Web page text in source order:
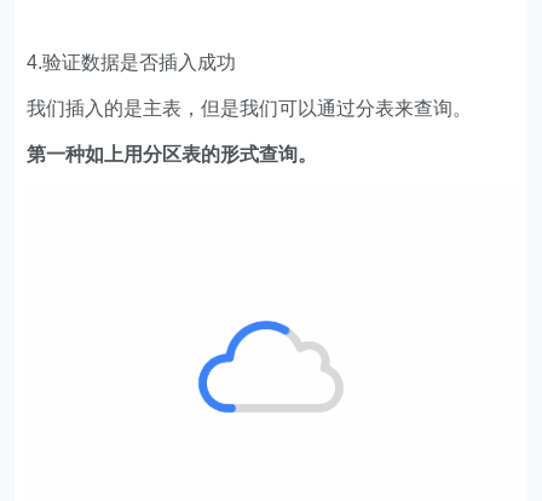
4.验证数据是否插入成功
我们插入的是主表，但是我们可以通过分表来查询。
第一种如上用分区表的形式查询。